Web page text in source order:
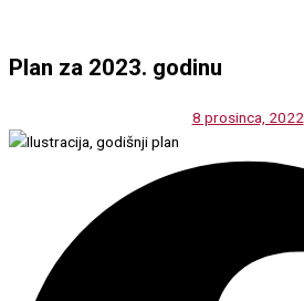
Plan za 2023. godinu
8 prosinca, 2022